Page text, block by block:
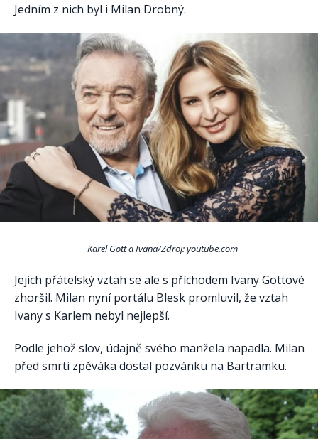
Jedním z nich byl i Milan Drobný.
Karel Gott a Ivana/Zdroj: youtube.com
Jejich přátelský vztah se ale s příchodem Ivany Gottové
zhoršil. Milan nyní portálu Blesk promluvil, že vztah
Ivany s Karlem nebyl nejlepší.
Podle jehož slov, údajně svého manžela napadla. Milan
před smrti zpěváka dostal pozvánku na Bartramku.